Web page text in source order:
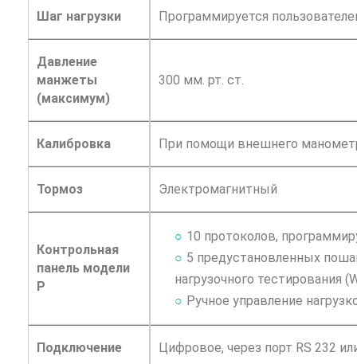
Шаг нагрузки Программируется
Давление
манжеты
(максимум)
300 мм. рт. ст.
Калибровка При помощи внешнего
Тормоз Электромагнитный
Контрольная
панель модели
Р
10 протоколов,
5 предустановленных
нагрузочного тестирования
Ручное управление
Подключение Цифровое, через порт RS 232